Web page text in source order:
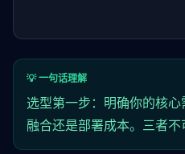
💡 一句话理解
选型第一步：明确你的核心
融合还是部署成本。三者不